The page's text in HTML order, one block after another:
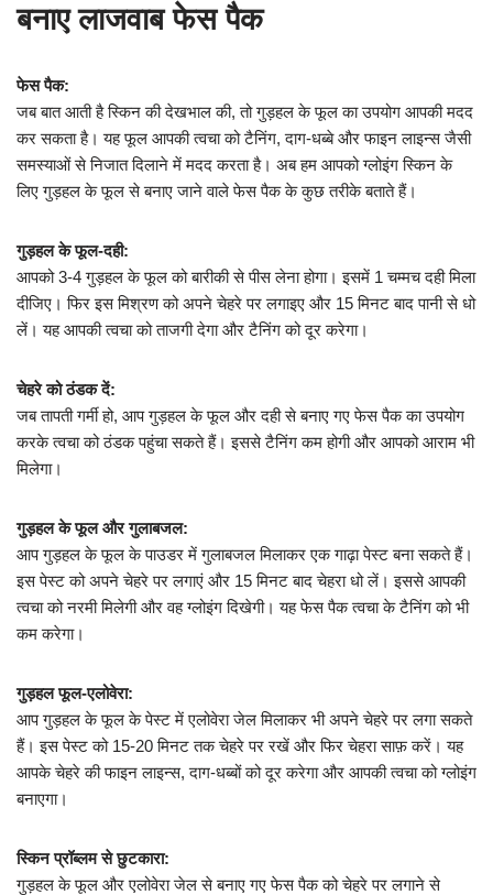
बनाए लाजवाब फेस पैक
फेस पैक:
जब बात आती है स्किन की देखभाल की, तो गुड़हल के फूल का उपयोग आपकी मदद
कर सकता है। यह फूल आपकी त्वचा को टैनिंग, दाग-धब्बे और फाइन लाइन्स जैसी
समस्याओं से निजात दिलाने में मदद करता है। अब हम आपको ग्लोइंग स्किन के
लिए गुड़हल के फूल से बनाए जाने वाले फेस पैक के कुछ तरीके बताते हैं।
गुड़हल के फूल-दही:
आपको 3-4 गुड़हल के फूल को बारीकी से पीस लेना होगा। इसमें 1 चम्मच दही मिला
दीजिए। फिर इस मिश्रण को अपने चेहरे पर लगाइए और 15 मिनट बाद पानी से धो
लें। यह आपकी त्वचा को ताजगी देगा और टैनिंग को दूर करेगा।
चेहरे को ठंडक दें:
जब तापती गर्मी हो, आप गुड़हल के फूल और दही से बनाए गए फेस पैक का उपयोग
करके त्वचा को ठंडक पहुंचा सकते हैं। इससे टैनिंग कम होगी और आपको आराम भी
मिलेगा।
गुड़हल के फूल और गुलाबजल:
आप गुड़हल के फूल के पाउडर में गुलाबजल मिलाकर एक गाढ़ा पेस्ट बना सकते हैं।
इस पेस्ट को अपने चेहरे पर लगाएं और 15 मिनट बाद चेहरा धो लें। इससे आपकी
त्वचा को नरमी मिलेगी और वह ग्लोइंग दिखेगी। यह फेस पैक त्वचा के टैनिंग को भी
कम करेगा।
गुड़हल फूल-एलोवेरा:
आप गुड़हल के फूल के पेस्ट में एलोवेरा जेल मिलाकर भी अपने चेहरे पर लगा सकते
हैं। इस पेस्ट को 15-20 मिनट तक चेहरे पर रखें और फिर चेहरा साफ़ करें। यह
आपके चेहरे की फाइन लाइन्स, दाग-धब्बों को दूर करेगा और आपकी त्वचा को ग्लोइंग
बनाएगा।
स्किन प्रॉब्लम से छुटकारा:
गुड़हल के फूल और एलोवेरा जेल से बनाए गए फेस पैक को चेहरे पर लगाने से